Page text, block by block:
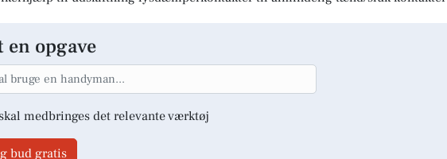
en opgave
medbringes det relevante værktøj
bud gratis